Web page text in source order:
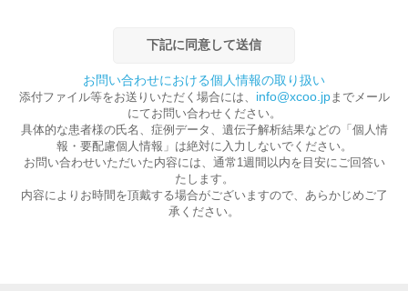
お問い合わせにおける個人情報の取り扱い
添付ファイル等をお送りいただく場合には、 info@xcoo.jpまでメール
にてお問い合わせください。
具体的な患者様の氏名、症例データ、遺伝子解析結果などの「個人情
報・要配慮個人情報」は絶対に入力しないでください。
お問い合わせいただいた内容には、通常1週間以内を目安にご回答い
たします。
内容によりお時間を頂戴する場合がございますので、あらかじめご了
承ください。